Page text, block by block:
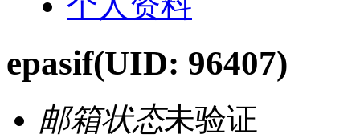
epasif(UID: 96407)
邮箱状态未验证